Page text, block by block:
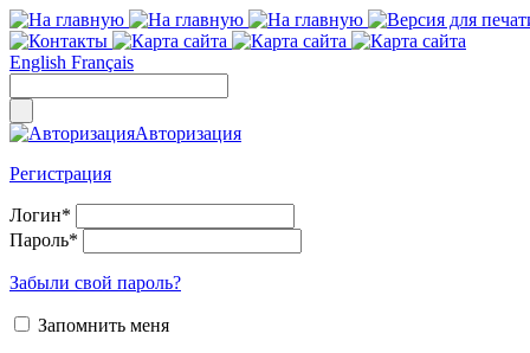
English Français
Авторизация
Регистрация
Логин*
Пароль*
Забыли свой пароль?
Запомнить меня